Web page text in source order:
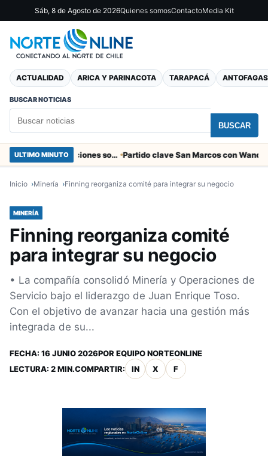
Sáb, 8 de Agosto de 2026Quienes somosContactoMedia Kit
ACTUALIDAD ARICA Y PARINACOTA TARAPACÁ
BUSCAR NOTICIAS
BUSCAR
ULTIMO MINUTO Entregaron fibra óptica gratuita a organizaciones sociales de Arica
Inicio Minería Finning reorganiza comité para integrar su negocio
MINERÍA
Finning reorganiza comité
para integrar su negocio
• La compañía consolidó Minería y Operaciones de
Servicio bajo el liderazgo de Juan Enrique Toso.
Con el objetivo de avanzar hacia una gestión más
integrada de su...
FECHA: 16 JUNIO 2026POR EQUIPO NORTEONLINE
LECTURA: 2 MIN.COMPARTIR: IN X F